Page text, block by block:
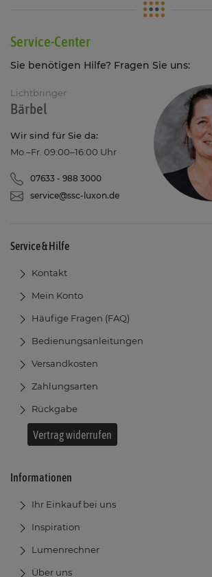
Service-Center
Sie benötigen Hilfe? Fragen Sie uns:
Lichtbringer
Bärbel
Wir sind für Sie da:
Mo.–Fr. 09:00–16:00 Uhr
07633 - 988 3000
service@ssc-luxon.de
Service & Hilfe
Kontakt
Mein Konto
Häufige Fragen (FAQ)
Bedienungsanleitungen
Versandkosten
Zahlungsarten
Rückgabe
Vertrag widerrufen
Informationen
Ihr Einkauf bei uns
Inspiration
Lumenrechner
Über uns